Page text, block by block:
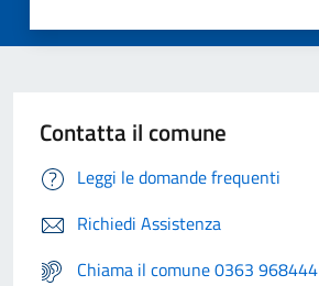
Contatta il comune
Leggi le domande frequenti
Richiedi Assistenza
Chiama il comune 0363 968444